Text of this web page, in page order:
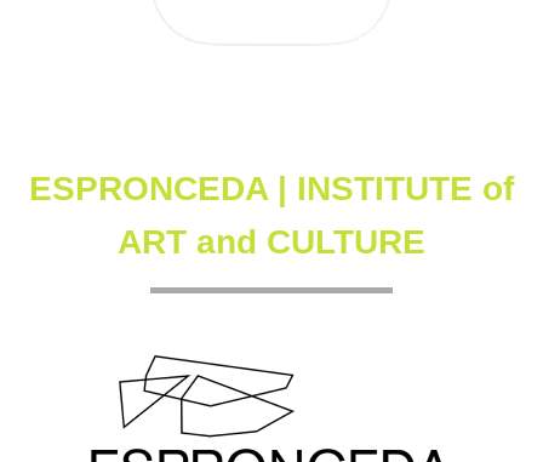
ESPRONCEDA | INSTITUTE of
ART and CULTURE